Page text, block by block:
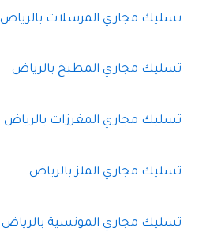
تسليك مجاري المرسلات بالرياض
تسليك مجاري المطبخ بالرياض
تسليك مجاري المغرزات بالرياض
تسليك مجاري الملز بالرياض
تسليك مجاري المونسية بالرياض